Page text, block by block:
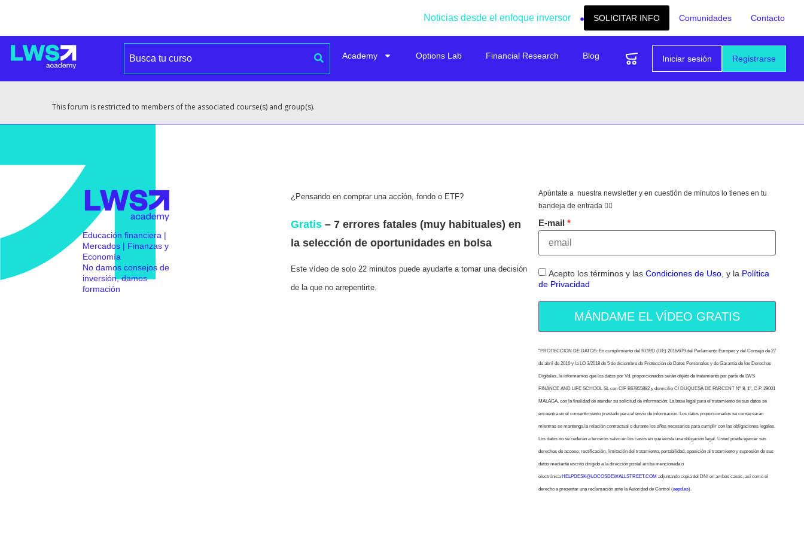
Noticias desde el enfoque inversor SOLICITAR INFO Comunidades Contacto
Registrarse
Iniciar sesión
Academy Options Lab Financial Research Blog
This forum is restricted to members of the associated course(s) and group(s).
Educación financiera |
Mercados | Finanzas y
Economía
No damos consejos de
inversión, damos
formación
¿Pensando en comprar una acción, fondo o ETF?
Gratis– 7 errores fatales (muy habituales) en
la selección de oportunidades en bolsa
Este vídeo de solo 22 minutos puede ayudarte a tomar una decisión
de la que no arrepentirte.
Apúntate a nuestra newsletter y en cuestión de minutos lo tienes en tu
bandeja de entrada 👇🏻
E-mail
Acepto los términos y las Condiciones de Uso, y la Política
de Privacidad
MÁNDAME EL VÍDEO GRATIS
“PROTECCION DE DATOS: En cumplimiento del RGPD (UE) 2016/679 del Parlamento Europeo y del Consejo de 27
de abril de 2016 y la LO 3/2018 de 5 de diciembre de Protección de Datos Personales y de Garantía de los Derechos
Digitales, le informamos que los datos por Vd. proporcionados serán objeto de tratamiento por parte de LWS
FINANCE AND LIFE SCHOOL SL con CIF B67855882 y domicilio C/ DUQUESA DE PARCENT Nº 8, 1º, C.P. 29001
MALAGA, con la finalidad de atender su solicitud de información. La base legal para el tratamiento de sus datos se
encuentra en el consentimiento prestado para el envío de información. Los datos proporcionados se conservarán
mientras se mantenga la relación contractual o durante los años necesarios para cumplir con las obligaciones legales.
Los datos no se cederán a terceros salvo en los casos en que exista una obligación legal. Usted puede ejercer sus
derechos de acceso, rectificación, limitación del tratamiento, portabilidad, oposición al tratamiento y supresión de sus
datos mediante escrito dirigido a la dirección postal arriba mencionada o
electrónica HELPDESK@LOCOSDEWALLSTREET.COM adjuntando copia del DNI en ambos casos, así como el
derecho a presentar una reclamación ante la Autoridad de Control (aepd.es).